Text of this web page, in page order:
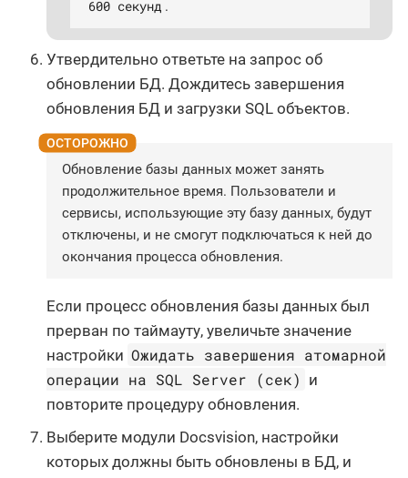
600 секунд .
Утвердительно ответьте на запрос об
обновлении БД. Дождитесь завершения
обновления БД и загрузки SQL объектов.
Обновление базы данных может занять
продолжительное время. Пользователи и
сервисы, использующие эту базу данных, будут
отключены, и не смогут подключаться к ней до
окончания процесса обновления.
Если процесс обновления базы данных был
прерван по таймауту, увеличьте значение
настройки Ожидать завершения атомарной
операции на SQL Server (сек) и
повторите процедуру обновления.
Выберите модули Docsvision, настройки
которых должны быть обновлены в БД, и